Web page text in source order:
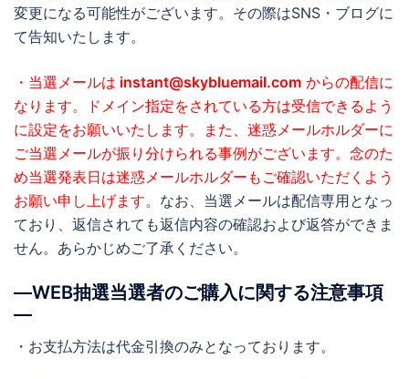
変更になる可能性がございます。その際はSNS・ブログに
て告知いたします。
・当選メールは instant@skybluemail.com からの配信に
なります。ドメイン指定をされている方は受信できるよう
に設定をお願いいたします。また、迷惑メールホルダーに
ご当選メールが振り分けられる事例がございます。念のた
め当選発表日は迷惑メールホルダーもご確認いただくよう
お願い申し上げます。 なお、当選メールは配信専用となっ
ており、返信されても返信内容の確認および返答ができま
せん。あらかじめご了承ください。
―WEB抽選当選者のご購入に関する注意事項
―
・お支払方法は代金引換のみとなっております。